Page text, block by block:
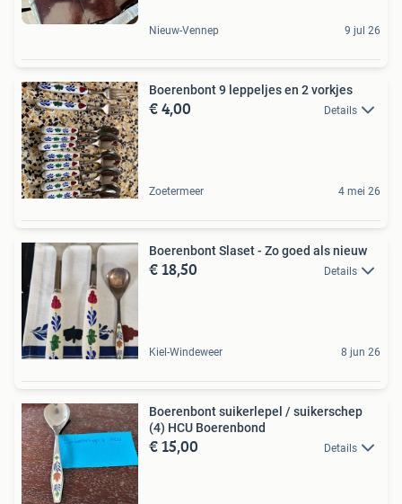
Nieuw-Vennep 9 jul 26
Boerenbont 9 leppeljes en 2 vorkjes
€ 4,00 Details
Zoetermeer 4 mei 26
Boerenbont Slaset - Zo goed als nieuw
€ 18,50 Details
Kiel-Windeweer 8 jun 26
Boerenbont suikerlepel / suikerschep
(4) HCU Boerenbond
€ 15,00 Details